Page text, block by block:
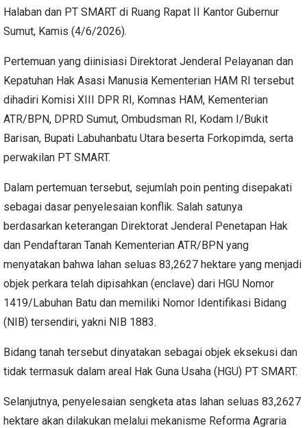
Halaban dan PT SMART di Ruang Rapat II Kantor Gubernur
Sumut, Kamis (4/6/2026).
Pertemuan yang diinisiasi Direktorat Jenderal Pelayanan dan
Kepatuhan Hak Asasi Manusia Kementerian HAM RI tersebut
dihadiri Komisi XIII DPR RI, Komnas HAM, Kementerian
ATR/BPN, DPRD Sumut, Ombudsman RI, Kodam I/Bukit
Barisan, Bupati Labuhanbatu Utara beserta Forkopimda, serta
perwakilan PT SMART.
Dalam pertemuan tersebut, sejumlah poin penting disepakati
sebagai dasar penyelesaian konflik. Salah satunya
berdasarkan keterangan Direktorat Jenderal Penetapan Hak
dan Pendaftaran Tanah Kementerian ATR/BPN yang
menyatakan bahwa lahan seluas 83,2627 hektare yang menjadi
objek perkara telah dipisahkan (enclave) dari HGU Nomor
1419/Labuhan Batu dan memiliki Nomor Identifikasi Bidang
(NIB) tersendiri, yakni NIB 1883.
Bidang tanah tersebut dinyatakan sebagai objek eksekusi dan
tidak termasuk dalam areal Hak Guna Usaha (HGU) PT SMART.
Selanjutnya, penyelesaian sengketa atas lahan seluas 83,2627
hektare akan dilakukan melalui mekanisme Reforma Agraria